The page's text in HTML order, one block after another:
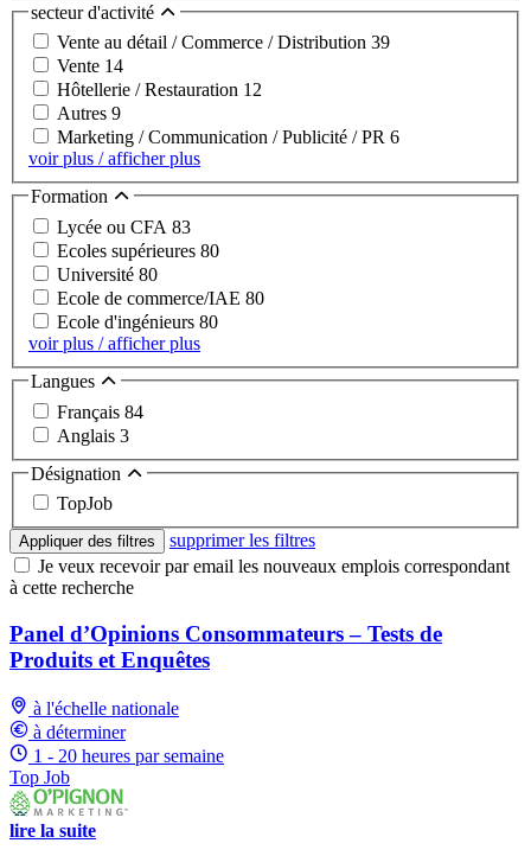
secteur d'activité
Vente au détail / Commerce / Distribution 39
Vente 14
Hôtellerie / Restauration 12
Autres 9
Marketing / Communication / Publicité / PR 6
voir plus / afficher plus
Formation
Lycée ou CFA 83
Ecoles supérieures 80
Université 80
Ecole de commerce/IAE 80
Ecole d'ingénieurs 80
voir plus / afficher plus
Langues
Français 84
Anglais 3
Désignation
TopJob
Appliquer des filtres
supprimer les filtres
Je veux recevoir par email les nouveaux emplois correspondant
à cette recherche
Panel d’Opinions Consommateurs – Tests de
Produits et Enquêtes
à l'échelle nationale
à déterminer
1 - 20 heures par semaine
Top Job
lire la suite